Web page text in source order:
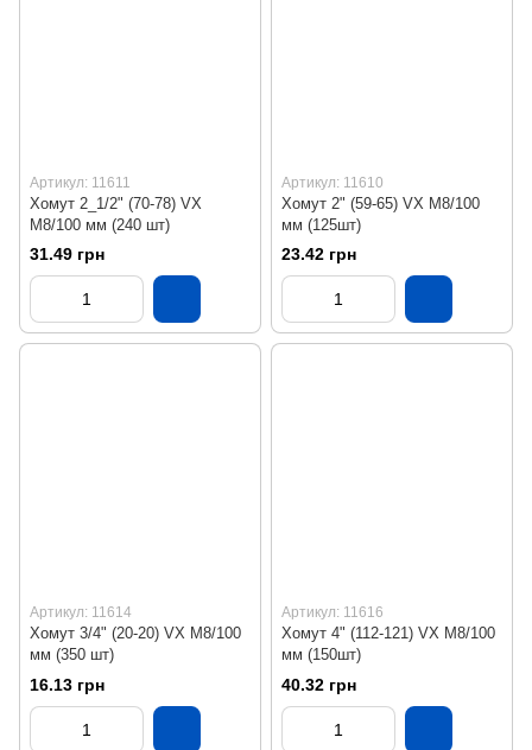
Артикул: 11611
Хомут 2_1/2" (70-78) VX
М8/100 мм (240 шт)
31.49 грн
Артикул: 11610
Хомут 2" (59-65) VX М8/100
мм (125шт)
23.42 грн
Артикул: 11614
Хомут 3/4" (20-20) VX М8/100
мм (350 шт)
16.13 грн
Артикул: 11616
Хомут 4" (112-121) VX М8/100
мм (150шт)
40.32 грн